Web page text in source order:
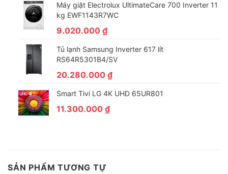
Máy giặt Electrolux UltimateCare 700 Inverter 11
kg EWF1143R7WC
9.020.000 ₫
Tủ lạnh Samsung Inverter 617 lít
RS64R5301B4/SV
20.280.000 ₫
Smart Tivi LG 4K UHD 65UR801
11.300.000 ₫
SẢN PHẨM TƯƠNG TỰ